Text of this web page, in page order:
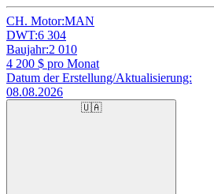
CH. Motor:MAN
DWT:6 304
Baujahr:2 010
4 200 $ pro Monat
Datum der Erstellung/Aktualisierung:
08.08.2026
🇺🇦